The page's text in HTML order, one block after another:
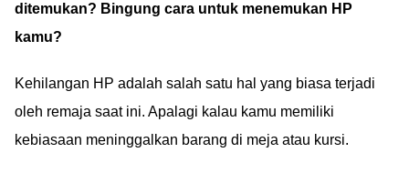
ditemukan? Bingung cara untuk menemukan HP
kamu?
Kehilangan HP adalah salah satu hal yang biasa terjadi
oleh remaja saat ini. Apalagi kalau kamu memiliki
kebiasaan meninggalkan barang di meja atau kursi.